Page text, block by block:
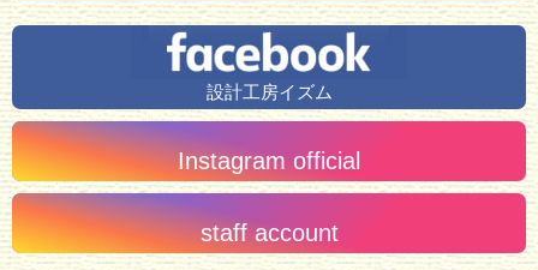
設計工房イズム
Instagram official
staff account